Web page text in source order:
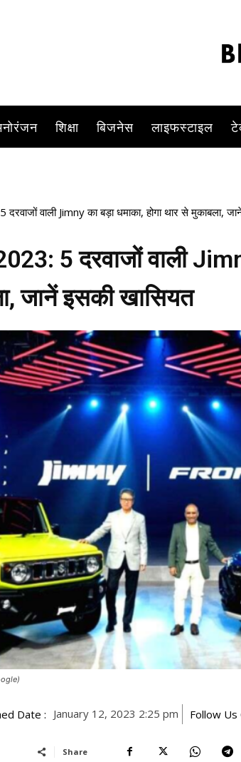
शिक्षा बिजनेस लाइफस्टाइल
वाली Jimny का बड़ा धमाका, होगा थार से मुकाबला,
5 दरवाजों वाली
जानें इसकी खासियत
Date : January 12, 2023 2:25 pm Follow Us
Share